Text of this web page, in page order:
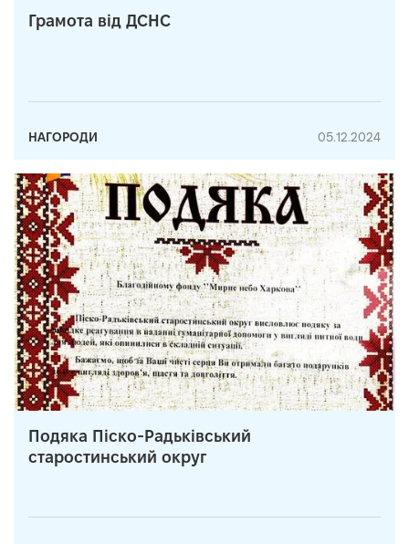
Грамота від ДСНС
НАГОРОДИ 05.12.2024
Подяка Піско-Радьківський
старостинський округ